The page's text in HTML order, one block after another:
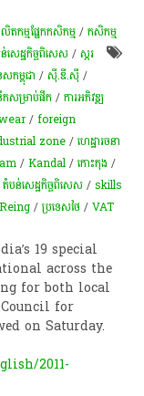
តកម្ម​ផ្នែក​កសិកម្ម​ /កសិកម្ម​
សេដ្ឋកិច្ចពិសេស /​ស្ករ
សកម្ពុជា /ស៊ី.ឌី.ស៊ី /
សម្រាប់ផឹក /ការ​អភិវឌ្ឍ​
/foreign
zone /ហេដ្ឋារចនា
/Kandal /កោះកុង /
តំបន់សេដ្ឋកិច្ចពិសេស /skills
/ប្រទេសថៃ /VAT
19 special
across the
for both local
for
on Saturday.
2011-